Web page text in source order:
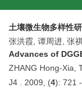
土壤微生物多样性
张洪霞, 谭周进, 张
Advances of
ZHANG Hong-Xia,
J4 . 2009, (4): 721